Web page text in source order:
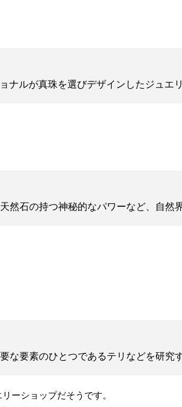
ナルが真珠を選びデザインしたジュエ
然石の持つ神秘的なパワーなど、自然
な要素のひとつであるテリなどを研
ーショップだそうです。